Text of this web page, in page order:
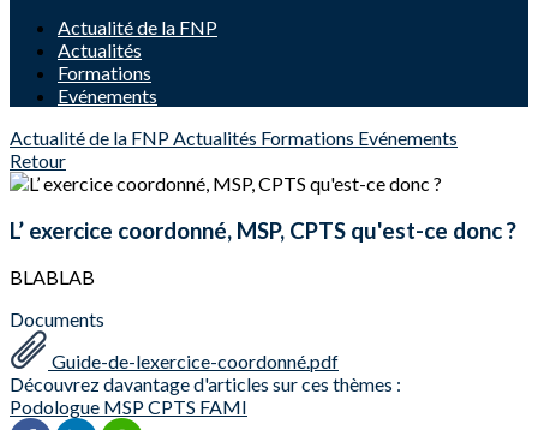
Actualité de la FNP
Actualités
Formations
Evénements
Actualité de la FNPActualités Formations Evénements
Retour
L’ exercice coordonné, MSP, CPTS qu'est-ce donc ?
BLABLAB
Documents
Guide-de-lexercice-coordonné.pdf
Découvrez davantage d'articles sur ces thèmes :
Podologue MSPCPTS FAMI